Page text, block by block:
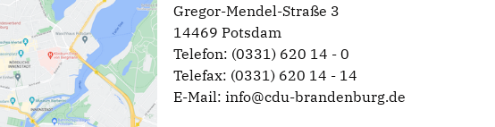
Gregor-Mendel-Straße 3
14469 Potsdam
Telefon: (0331) 620 14 - 0
Telefax: (0331) 620 14 - 14
E-Mail: info@cdu-brandenburg.de